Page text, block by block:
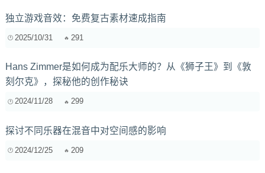
独立游戏音效：免费复古素材速成指南
2025/10/31 291
Hans Zimmer是如何成为配乐大师的？从《狮子王》到《敦
刻尔克》，探秘他的创作秘诀
2024/11/28 299
探讨不同乐器在混音中对空间感的影响
2024/12/25 209